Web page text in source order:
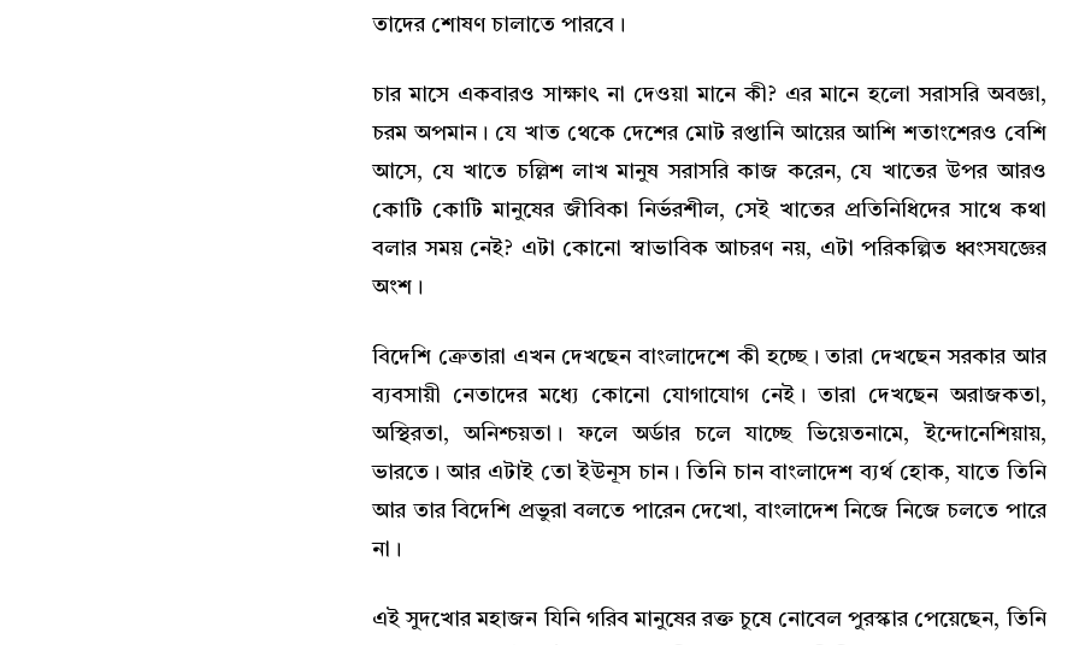
তাদের শোষণ চালাতে পারবে।
চার মাসে একবারও সাক্ষাৎ না দেওয়া মানে কী? এর মানে হলো সরাসরি অবজ্ঞা,
চরম অপমান। যে খাত থেকে দেশের মোট রপ্তানি আয়ের আশি শতাংশেরও বেশি
আসে, যে খাতে চল্লিশ লাখ মানুষ সরাসরি কাজ করেন, যে খাতের উপর আরও
কোটি কোটি মানুষের জীবিকা নির্ভরশীল, সেই খাতের প্রতিনিধিদের সাথে কথা
বলার সময় নেই? এটা কোনো স্বাভাবিক আচরণ নয়, এটা পরিকল্পিত ধ্বংসযজ্ঞের
অংশ।
বিদেশি ক্রেতারা এখন দেখছেন বাংলাদেশে কী হচ্ছে। তারা দেখছেন সরকার আর
ব্যবসায়ী নেতাদের মধ্যে কোনো যোগাযোগ নেই। তারা দেখছেন অরাজকতা,
অস্থিরতা, অনিশ্চয়তা। ফলে অর্ডার চলে যাচ্ছে ভিয়েতনামে, ইন্দোনেশিয়ায়,
ভারতে। আর এটাই তো ইউনূস চান। তিনি চান বাংলাদেশ ব্যর্থ হোক, যাতে তিনি
আর তার বিদেশি প্রভুরা বলতে পারেন দেখো, বাংলাদেশ নিজে নিজে চলতে পারে
না।
এই সুদখোর মহাজন যিনি গরিব মানুষের রক্ত চুষে নোবেল পুরস্কার পেয়েছেন, তিনি